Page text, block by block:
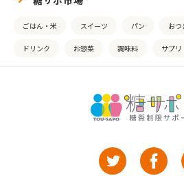
ごはん・米 スイーツ パン おつ
ドリンク お惣菜 調味料 サプリ